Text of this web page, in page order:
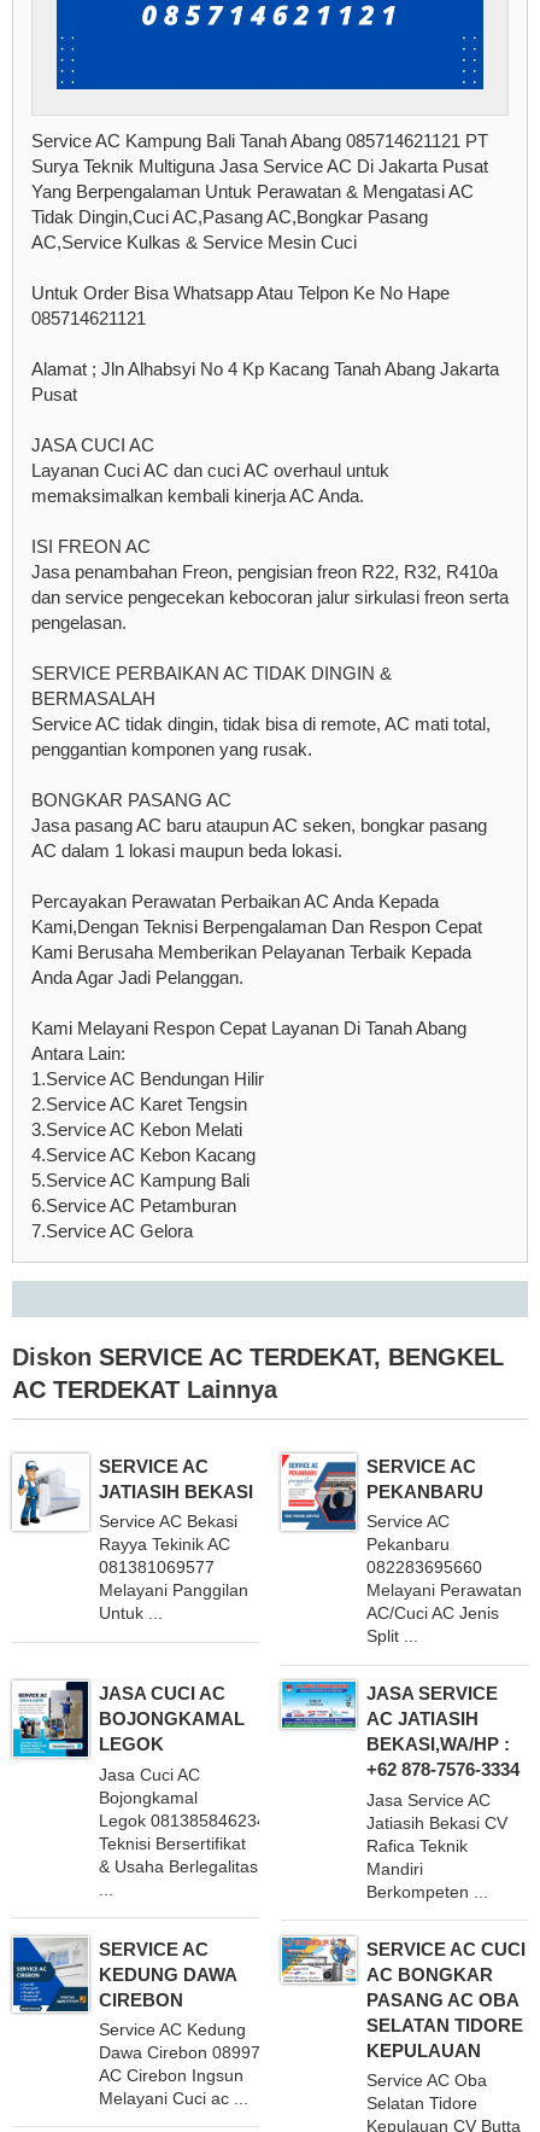
Service AC Kampung Bali Tanah Abang 085714621121 PT
Surya Teknik Multiguna Jasa Service AC Di Jakarta Pusat
Yang Berpengalaman Untuk Perawatan & Mengatasi AC
Tidak Dingin,Cuci AC,Pasang AC,Bongkar Pasang
AC,Service Kulkas & Service Mesin Cuci
Untuk Order Bisa Whatsapp Atau Telpon Ke No Hape
085714621121
Alamat ; Jln Alhabsyi No 4 Kp Kacang Tanah Abang Jakarta
Pusat
JASA CUCI AC
Layanan Cuci AC dan cuci AC overhaul untuk
memaksimalkan kembali kinerja AC Anda.
ISI FREON AC
Jasa penambahan Freon, pengisian freon R22, R32, R410a
dan service pengecekan kebocoran jalur sirkulasi freon serta
pengelasan.
SERVICE PERBAIKAN AC TIDAK DINGIN &
BERMASALAH
Service AC tidak dingin, tidak bisa di remote, AC mati total,
penggantian komponen yang rusak.
BONGKAR PASANG AC
Jasa pasang AC baru ataupun AC seken, bongkar pasang
AC dalam 1 lokasi maupun beda lokasi.
Percayakan Perawatan Perbaikan AC Anda Kepada
Kami,Dengan Teknisi Berpengalaman Dan Respon Cepat
Kami Berusaha Memberikan Pelayanan Terbaik Kepada
Anda Agar Jadi Pelanggan.
Kami Melayani Respon Cepat Layanan Di Tanah Abang
Antara Lain:
1.Service AC Bendungan Hilir
2.Service AC Karet Tengsin
3.Service AC Kebon Melati
4.Service AC Kebon Kacang
5.Service AC Kampung Bali
6.Service AC Petamburan
7.Service AC Gelora
Diskon SERVICE AC TERDEKAT, BENGKEL
AC TERDEKAT Lainnya
SERVICE AC
JATIASIH BEKASI
Service AC Bekasi
Rayya Tekinik AC
081381069577
Melayani Panggilan
Untuk ...
SERVICE AC
PEKANBARU
Service AC
Pekanbaru
082283695660
Melayani Perawatan
AC/Cuci AC Jenis
Split ...
JASA CUCI AC
BOJONGKAMAL
LEGOK
Jasa Cuci AC
Bojongkamal
Legok 081385846234 Dengan
Teknisi Bersertifikat
& Usaha Berlegalitas
JASA SERVICE
AC JATIASIH
BEKASI,WA/HP :
+62 878-7576-3334
Jasa Service AC
Jatiasih Bekasi CV
Rafica Teknik
Mandiri
Berkompeten ...
SERVICE AC
KEDUNG DAWA
CIREBON
Service AC Kedung
Dawa Cirebon 08997777171
AC Cirebon Ingsun
Melayani Cuci ac ...
SERVICE AC CUCI
AC BONGKAR
PASANG AC OBA
SELATAN TIDORE
KEPULAUAN
Service AC Oba
Selatan Tidore
Kepulauan CV Butta